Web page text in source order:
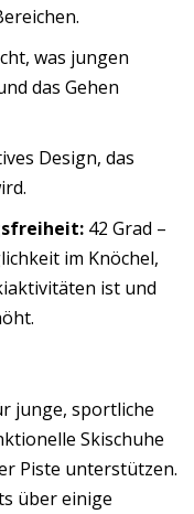
was jungen
das Gehen
Design, das
42 Grad –
im Knöchel,
ist und
junge, sportliche
Skischuhe
Piste unterstützen.
über einige